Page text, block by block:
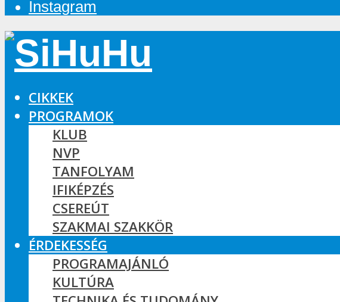
Instagram
CIKKEK
PROGRAMOK
KLUB
NVP
TANFOLYAM
IFIKÉPZÉS
CSEREÚT
SZAKMAI SZAKKÖR
ÉRDEKESSÉG
PROGRAMAJÁNLÓ
KULTÚRA